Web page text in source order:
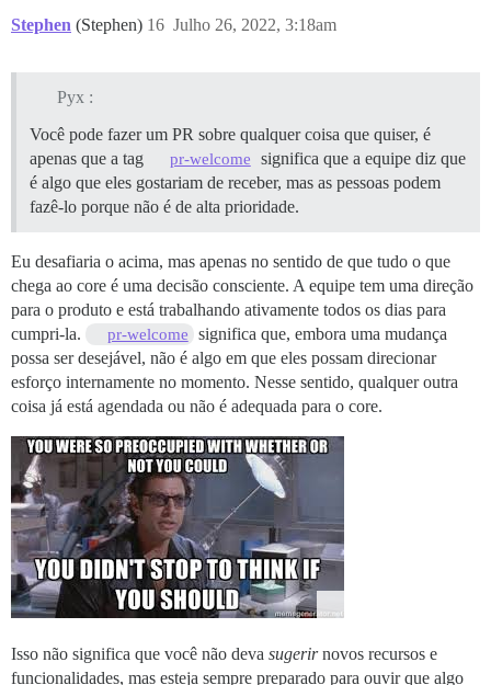
Stephen (Stephen) Julho 26, 2022, 3:18am
16
Pyx :
Você pode fazer um PR sobre qualquer coisa que quiser, é
apenas que a tag
pr-welcome
significa que a equipe diz que
é algo que eles gostariam de receber, mas as pessoas podem
fazê-lo porque não é de alta prioridade.
Eu desafiaria o acima, mas apenas no sentido de que tudo o que
chega ao core é uma decisão consciente. A equipe tem uma direção
para o produto e está trabalhando ativamente todos os dias para
cumpri-la.
pr-welcome
significa que, embora uma mudança
possa ser desejável, não é algo em que eles possam direcionar
esforço internamente no momento. Nesse sentido, qualquer outra
coisa já está agendada ou não é adequada para o core.
Isso não significa que você não deva sugerirnovos recursos e
funcionalidades, mas esteja sempre preparado para ouvir que algo